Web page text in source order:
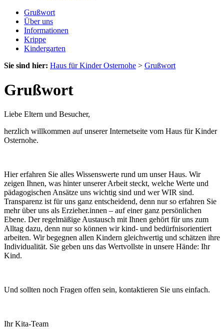
Grußwort
Über uns
Informationen
Krippe
Kindergarten
Sie sind hier: Haus für Kinder Osternohe > Grußwort
Grußwort
Liebe Eltern und Besucher,
herzlich willkommen auf unserer Internetseite vom Haus für Kinder
Osternohe.
Hier erfahren Sie alles Wissenswerte rund um unser Haus. Wir
zeigen Ihnen, was hinter unserer Arbeit steckt, welche Werte und
pädagogischen Ansätze uns wichtig sind und wer WIR sind.
Transparenz ist für uns ganz entscheidend, denn nur so erfahren Sie
mehr über uns als Erzieher.innen – auf einer ganz persönlichen
Ebene. Der regelmäßige Austausch mit Ihnen gehört für uns zum
Alltag dazu, denn nur so können wir kind- und bedürfnisorientiert
arbeiten. Wir begegnen allen Kindern gleichwertig und schätzen ihre
Individualität. Sie geben uns das Wertvollste in unsere Hände: Ihr
Kind.
Und sollten noch Fragen offen sein, kontaktieren Sie uns einfach.
Ihr Kita-Team